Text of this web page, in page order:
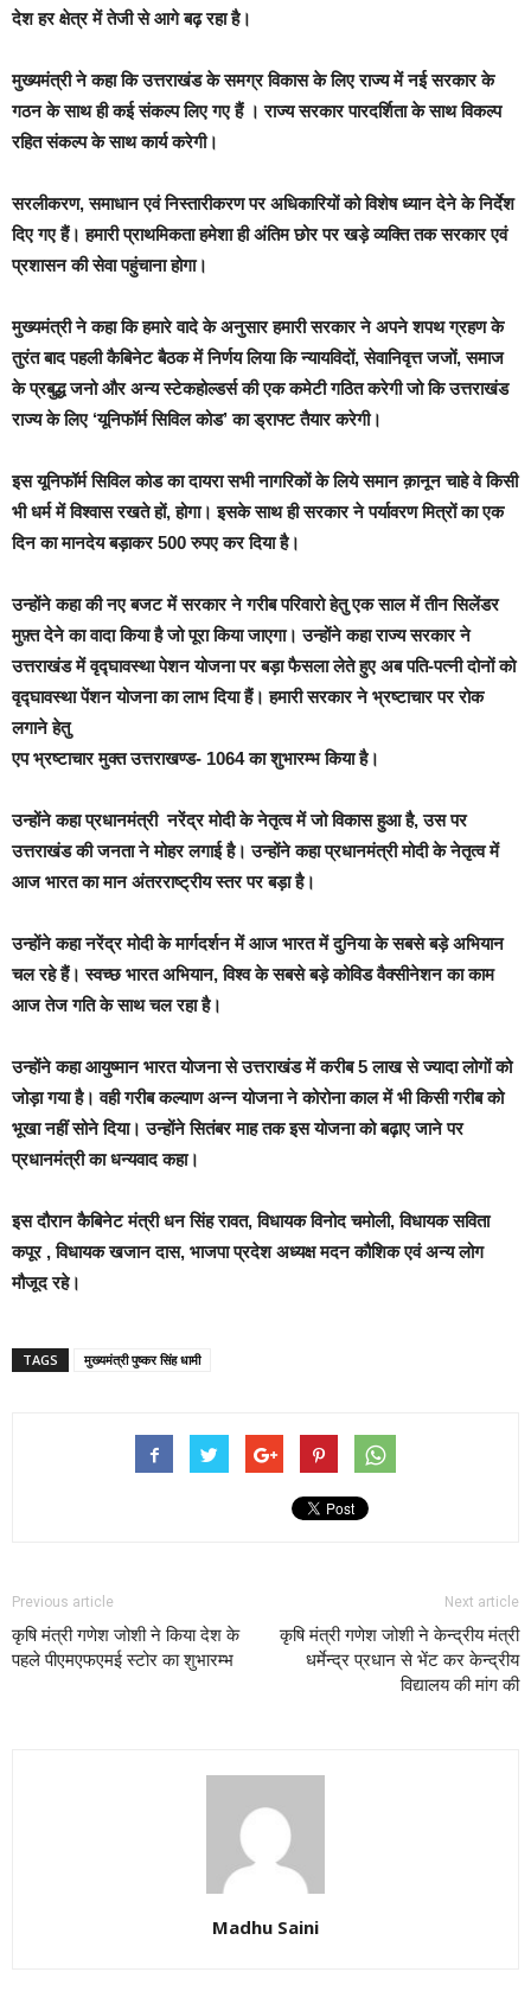
देश हर क्षेत्र में तेजी से आगे बढ़ रहा है।
मुख्यमंत्री ने कहा कि उत्तराखंड के समग्र विकास के लिए राज्य में नई सरकार के
गठन के साथ ही कई संकल्प लिए गए हैं । राज्य सरकार पारदर्शिता के साथ विकल्प
रहित संकल्प के साथ कार्य करेगी।
सरलीकरण, समाधान एवं निस्तारीकरण पर अधिकारियों को विशेष ध्यान देने के निर्देश
दिए गए हैं। हमारी प्राथमिकता हमेशा ही अंतिम छोर पर खड़े व्यक्ति तक सरकार एवं
प्रशासन की सेवा पहुंचाना होगा।
मुख्यमंत्री ने कहा कि हमारे वादे के अनुसार हमारी सरकार ने अपने शपथ ग्रहण के
तुरंत बाद पहली कैबिनेट बैठक में निर्णय लिया कि न्यायविदों, सेवानिवृत्त जजों, समाज
के प्रबुद्ध जनो और अन्य स्टेकहोल्डर्स की एक कमेटी गठित करेगी जो कि उत्तराखंड
राज्य के लिए ‘यूनिफॉर्म सिविल कोड’ का ड्राफ्ट तैयार करेगी।
इस यूनिफॉर्म सिविल कोड का दायरा सभी नागरिकों के लिये समान क़ानून चाहे वे किसी
भी धर्म में विश्वास रखते हों, होगा। इसके साथ ही सरकार ने पर्यावरण मित्रों का एक
दिन का मानदेय बड़ाकर 500 रुपए कर दिया है।
उन्होंने कहा की नए बजट में सरकार ने गरीब परिवारो हेतु एक साल में तीन सिलेंडर
मुफ़्त देने का वादा किया है जो पूरा किया जाएगा। उन्होंने कहा राज्य सरकार ने
उत्तराखंड में वृद्घावस्था पेशन योजना पर बड़ा फैसला लेते हुए अब पति-पत्नी दोनों को
वृद्घावस्था पेंशन योजना का लाभ दिया हैं। हमारी सरकार ने भ्रष्टाचार पर रोक
लगाने हेतु
एप भ्रष्टाचार मुक्त उत्तराखण्ड- 1064 का शुभारम्भ किया है।
उन्होंने कहा प्रधानमंत्री नरेंद्र मोदी के नेतृत्व में जो विकास हुआ है, उस पर
उत्तराखंड की जनता ने मोहर लगाई है। उन्होंने कहा प्रधानमंत्री मोदी के नेतृत्व में
आज भारत का मान अंतरराष्ट्रीय स्तर पर बड़ा है।
उन्होंने कहा नरेंद्र मोदी के मार्गदर्शन में आज भारत में दुनिया के सबसे बड़े अभियान
चल रहे हैं। स्वच्छ भारत अभियान, विश्व के सबसे बड़े कोविड वैक्सीनेशन का काम
आज तेज गति के साथ चल रहा है।
उन्होंने कहा आयुष्मान भारत योजना से उत्तराखंड में करीब 5 लाख से ज्यादा लोगों को
जोड़ा गया है। वही गरीब कल्याण अन्न योजना ने कोरोना काल में भी किसी गरीब को
भूखा नहीं सोने दिया। उन्होंने सितंबर माह तक इस योजना को बढ़ाए जाने पर
प्रधानमंत्री का धन्यवाद कहा।
इस दौरान कैबिनेट मंत्री धन सिंह रावत, विधायक विनोद चमोली, विधायक सविता
कपूर , विधायक खजान दास, भाजपा प्रदेश अध्यक्ष मदन कौशिक एवं अन्य लोग
मौजूद रहे।
TAGS मुख्यमंत्री पुष्कर सिंह धामी
Previous article
कृषि मंत्री गणेश जोशी ने किया देश के
पहले पीएमएफएमई स्टोर का शुभारम्भ
Next article
कृषि मंत्री गणेश जोशी ने केन्द्रीय मंत्री
धर्मेन्द्र प्रधान से भेंट कर केन्द्रीय
विद्यालय की मांग की
Madhu Saini